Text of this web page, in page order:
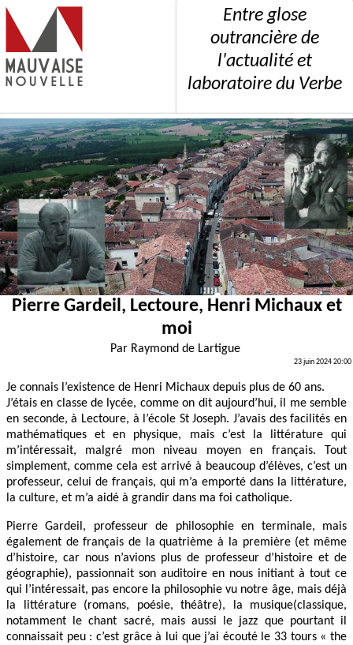
Entre glose
outrancière de
l'actualité et
laboratoire du Verbe
Pierre Gardeil, Lectoure, Henri Michaux et
moi
Par Raymond de Lartigue
23 juin 2024 20:00
Je connais l’existence de Henri Michaux depuis plus de 60 ans.
J’étais en classe de lycée, comme on dit aujourd’hui, il me semble
en seconde, à Lectoure, à l’école St Joseph. J’avais des facilités en
mathématiques et en physique, mais c’est la littérature qui
m’intéressait, malgré mon niveau moyen en français. Tout
simplement, comme cela est arrivé à beaucoup d’élèves, c’est un
professeur, celui de français, qui m’a emporté dans la littérature,
la culture, et m’a aidé à grandir dans ma foi catholique.
Pierre Gardeil, professeur de philosophie en terminale, mais
également de français de la quatrième à la première (et même
d’histoire, car nous n’avions plus de professeur d’histoire et de
géographie), passionnait son auditoire en nous initiant à tout ce
qui l’intéressait, pas encore la philosophie vu notre âge, mais déjà
la littérature (romans, poésie, théâtre), la musique(classique,
notamment le chant sacré, mais aussi le jazz que pourtant il
connaissait peu : c’est grâce à lui que j’ai écouté le 33 tours « the